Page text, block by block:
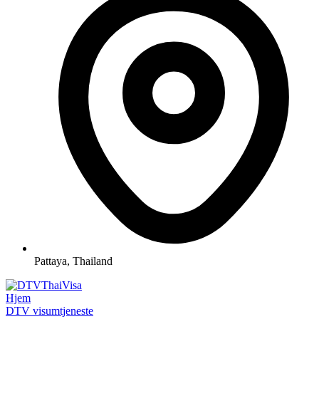
Pattaya, Thailand
Hjem
DTV visumtjeneste